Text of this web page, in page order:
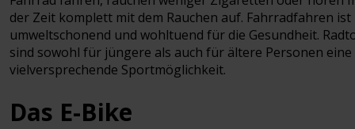
der Zeit komplett mit dem Rauchen auf. Fahrradfahren ist
umweltschonend und wohltuend für die Gesundheit.
sind sowohl für jüngere als auch für ältere Personen eine
vielversprechende Sportmöglichkeit.
Das E-Bike